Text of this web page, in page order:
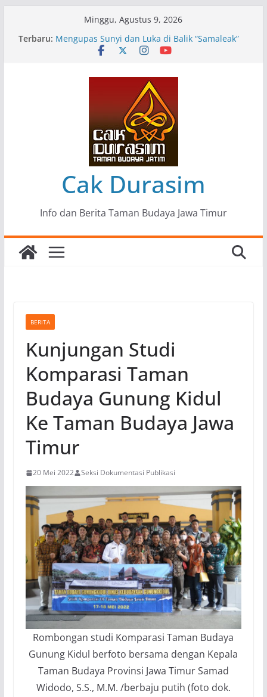
Minggu, Agustus 9, 2026
Terbaru: Pameran Lukisan Komunitas Patria Seni Rupa
Kota Blitar : Ketika “Bergerak” Menjadi Mantra
Mengupas Sunyi dan Luka di Balik “Samaleak”
Menjaga Marwah Seni dan Budaya: Catatan
Kunjungan Kerja Ir. Bambang Haryo Soekartono
(BHS) Anggota DPR RI ke Taman Budaya Jawa
Pameran Tunggal 35 Karya Agus Koecink
“Tumbang Tambang”, Ungkapan Kritis Tentang
Derita Pekerja Pertambangan
Cak Durasim
Info dan Berita Taman Budaya Jawa Timur
BERITA
Kunjungan Studi
Komparasi Taman
Budaya Gunung Kidul
Ke Taman Budaya Jawa
Timur
20 Mei 2022 Seksi Dokumentasi Publikasi
Rombongan studi Komparasi Taman Budaya
Gunung Kidul berfoto bersama dengan Kepala
Taman Budaya Provinsi Jawa Timur Samad
Widodo, S.S., M.M. /berbaju putih (foto dok.